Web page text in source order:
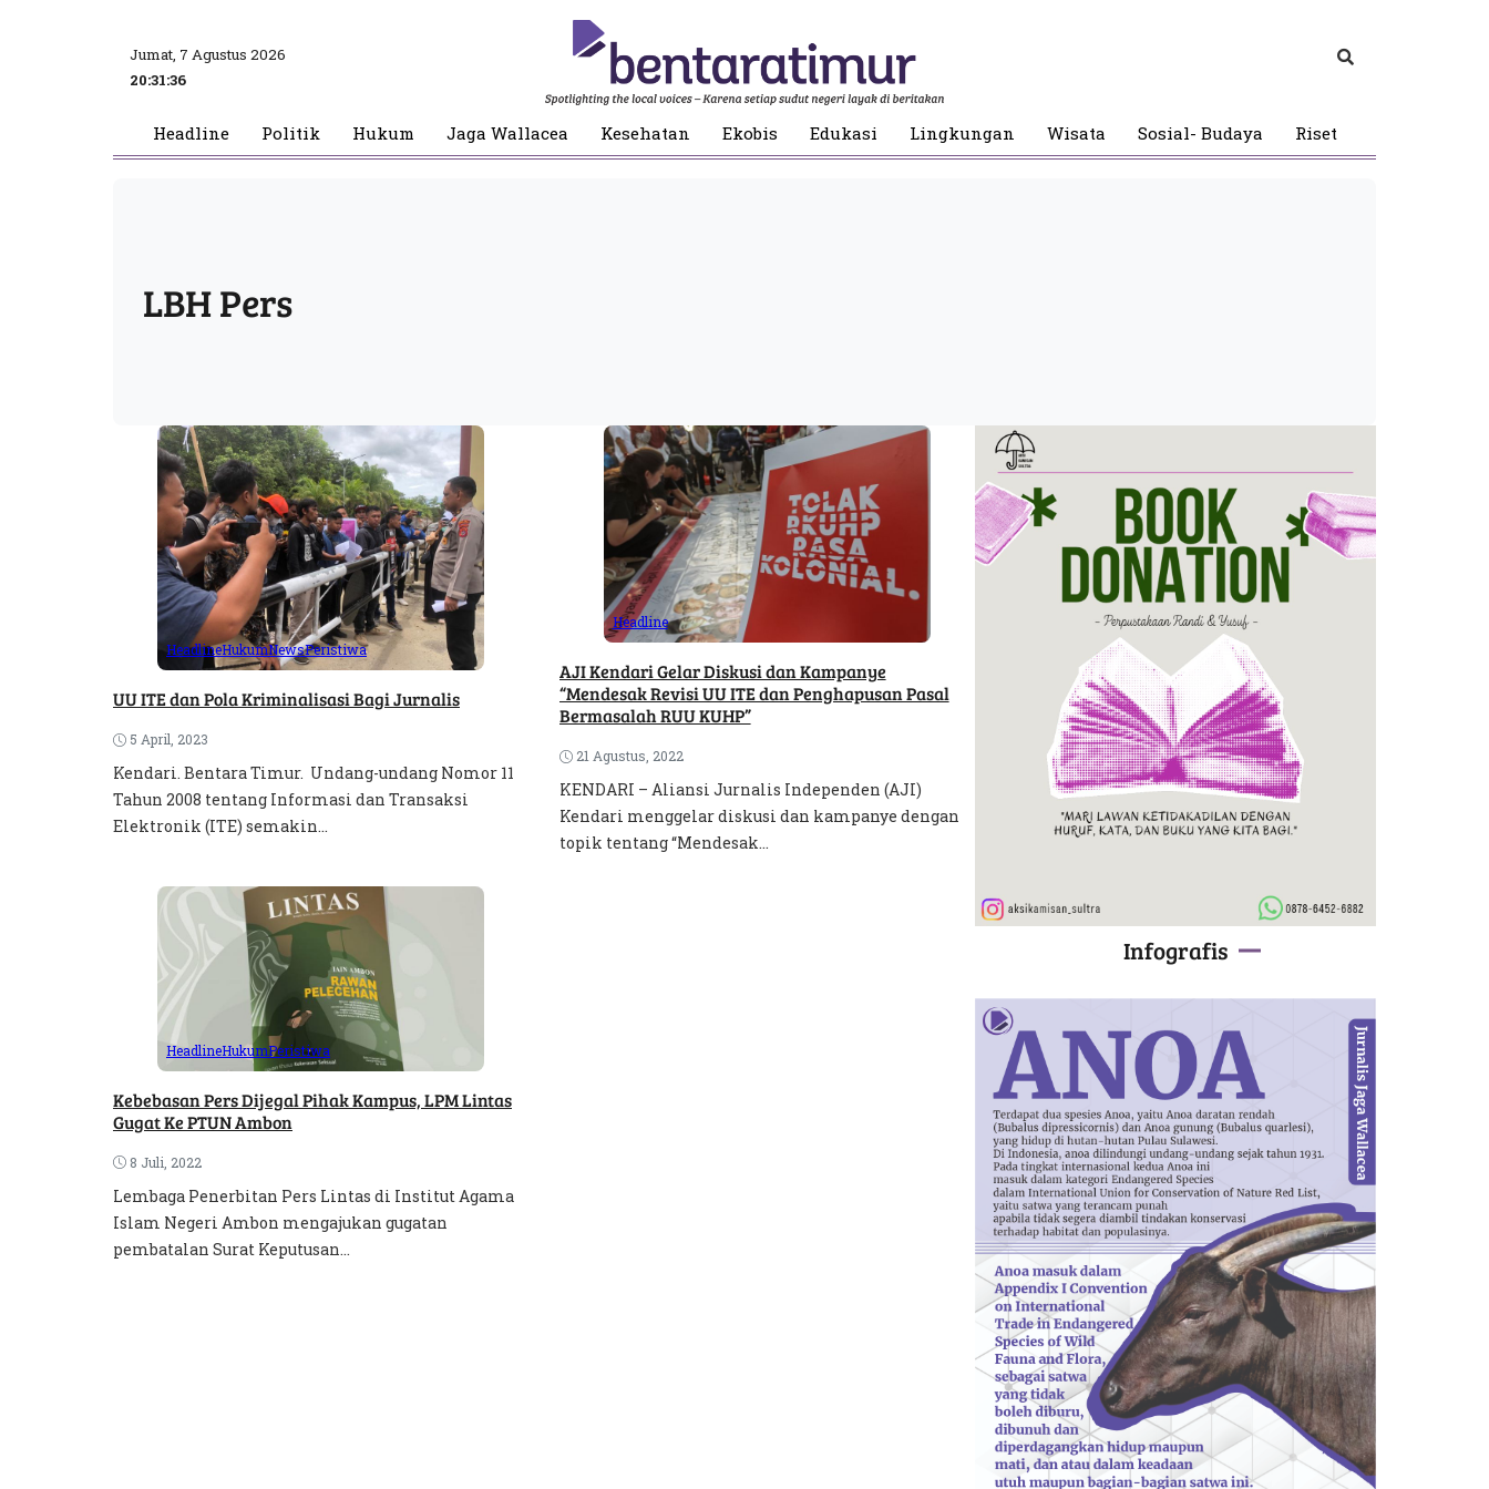
Jumat, 7 Agustus 2026
20:31:37
Headline Politik Hukum Jaga Wallacea Kesehatan Ekobis Edukasi Lingkungan Wisata Sosial- Budaya Riset
LBH Pers
HeadlineHukumNewsPeristiwa
UU ITE dan Pola Kriminalisasi Bagi Jurnalis
5 April, 2023
Kendari. Bentara Timur. Undang-undang Nomor 11
Tahun 2008 tentang Informasi dan Transaksi
Elektronik (ITE) semakin...
Headline
AJI Kendari Gelar Diskusi dan Kampanye
“Mendesak Revisi UU ITE dan Penghapusan Pasal
Bermasalah RUU KUHP”
21 Agustus, 2022
KENDARI – Aliansi Jurnalis Independen (AJI)
Kendari menggelar diskusi dan kampanye dengan
topik tentang “Mendesak...
HeadlineHukumPeristiwa
Kebebasan Pers Dijegal Pihak Kampus, LPM Lintas
Gugat Ke PTUN Ambon
8 Juli, 2022
Lembaga Penerbitan Pers Lintas di Institut Agama
Islam Negeri Ambon mengajukan gugatan
pembatalan Surat Keputusan...
Infografis